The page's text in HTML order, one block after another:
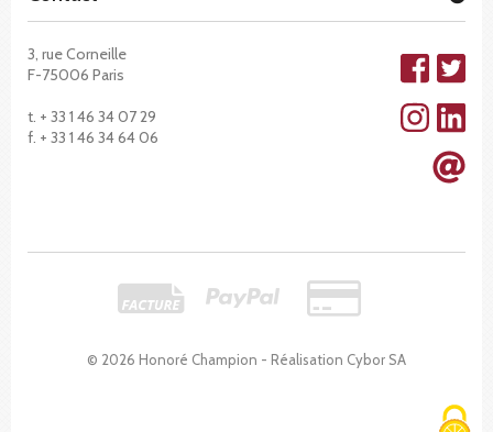
© 2026 Honoré Champion - Réalisation Cybor SA
3, rue Corneille
F-75006 Paris
t. + 33 1 46 34 07 29
f. + 33 1 46 34 64 06